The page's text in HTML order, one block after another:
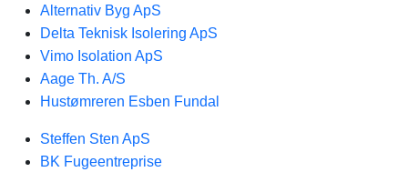
Alternativ Byg ApS
Delta Teknisk Isolering ApS
Vimo Isolation ApS
Aage Th. A/S
Hustømreren Esben Fundal
Steffen Sten ApS
BK Fugeentreprise